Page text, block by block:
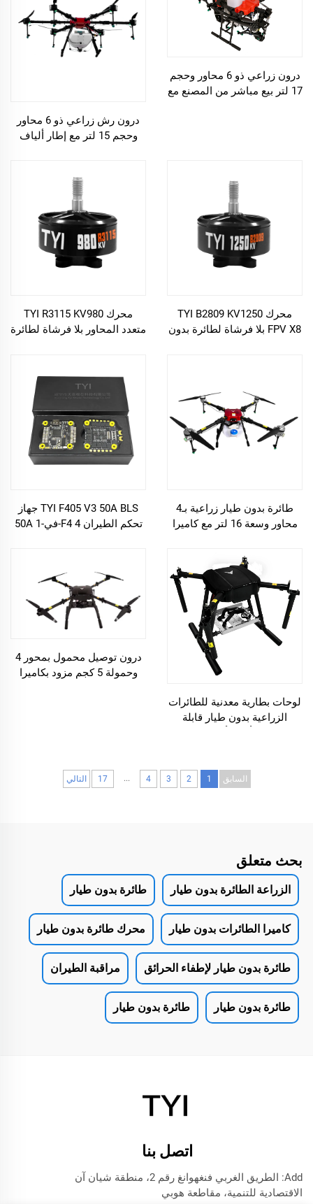
درون زراعي ذو 6 محاور وحجم
17 لتر بيع مباشر من المصنع مع
درون رش زراعي ذو 6 محاور
وحجم 15 لتر مع إطار ألياف
محرك TYI B2809 KV1250
FPV X8 بلا فرشاة لطائرة بدون
محرك TYI R3115 KV980
متعدد المحاور بلا فرشاة لطائرة
طائرة بدون طيار زراعية بـ4
محاور وسعة 16 لتر مع كاميرا
من المصنع
TYI F405 V3 50A BLS جهاز
تحكم الطيران F4 4-في-1 50A
لوحات بطارية معدنية للطائرات
الزراعية بدون طيار قابلة
درون توصيل محمول بمحور 4
وحمولة 5 كجم مزود بكاميرا
السابق 1
2
3
4
...
17 التالي
بحث متعلق
الزراعة الطائرة بدون طيار طائرة بدون طيار
كاميرا الطائرات بدون طيار محرك طائرة بدون طيار
طائرة بدون طيار لإطفاء الحرائق مراقبة الطيران
طائرة بدون طيار طائرة بدون طيار
اتصل بنا
Add: الطريق الغربي فنغهوانغ رقم 2، منطقة شيان آن
الاقتصادية للتنمية، مقاطعة هوبي